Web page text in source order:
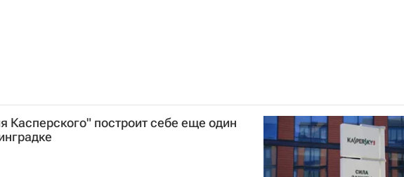
Касперского" построит себе еще один